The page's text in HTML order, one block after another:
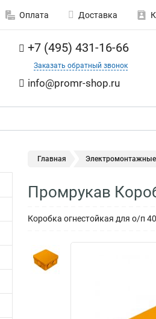
Оплата Доставка
+7 (495) 431-16-66
Заказать обратный звонок
info@promr-shop.ru
Главная
Промрукав
Коробка огнестойкая для о/п